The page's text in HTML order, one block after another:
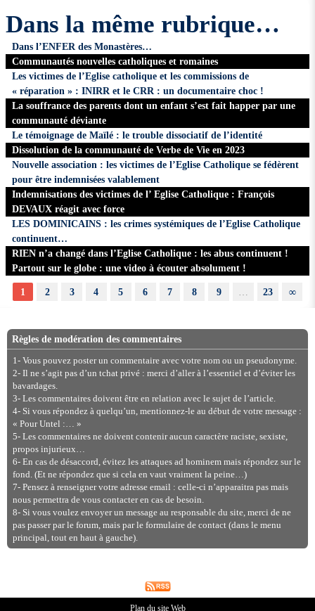
Dans la même rubrique…
Dans l’ENFER des Monastères…
Communautés nouvelles catholiques et romaines
Les victimes de l’Eglise catholique et les commissions de
« réparation » : INIRR et le CRR : un documentaire choc !
La souffrance des parents dont un enfant s’est fait happer par une
communauté déviante
Le témoignage de Maïlé : le trouble dissociatif de l’identité
Dissolution de la communauté de Verbe de Vie en 2023
Nouvelle association : les victimes de l’Eglise Catholique se fédèrent
pour être indemnisées valablement
Indemnisations des victimes de l’ Eglise Catholique : François
DEVAUX réagit avec force
LES DOMINICAINS : les crimes systémiques de l’Eglise Catholique
continuent…
RIEN n’a changé dans l’Eglise Catholique : les abus continuent !
Partout sur le globe : une video à écouter absolument !
1 2 3 4 5 6 7 8 9 23 ∞
Règles de modération des commentaires
1- Vous pouvez poster un commentaire avec votre nom ou un pseudonyme.
2- Il ne s’agit pas d’un tchat privé : merci d’aller à l’essentiel et d’éviter les
bavardages.
3- Les commentaires doivent être en relation avec le sujet de l’article.
4- Si vous répondez à quelqu’un, mentionnez-le au début de votre message :
« Pour Untel :… »
5- Les commentaires ne doivent contenir aucun caractère raciste, sexiste,
propos injurieux…
6- En cas de désaccord, évitez les attaques ad hominem mais répondez sur le
fond. (Et ne répondez que si cela en vaut vraiment la peine…)
7- Pensez à renseigner votre adresse email : celle-ci n’apparaitra pas mais
nous permettra de vous contacter en cas de besoin.
8- Si vous voulez envoyer un message au responsable du site, merci de ne
pas passer par le forum, mais par le formulaire de contact (dans le menu
principal, tout en haut à gauche).
Plan du site Web